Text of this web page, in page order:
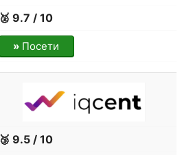
🥈 9.7 / 10
» Посети
🥉 9.5 / 10